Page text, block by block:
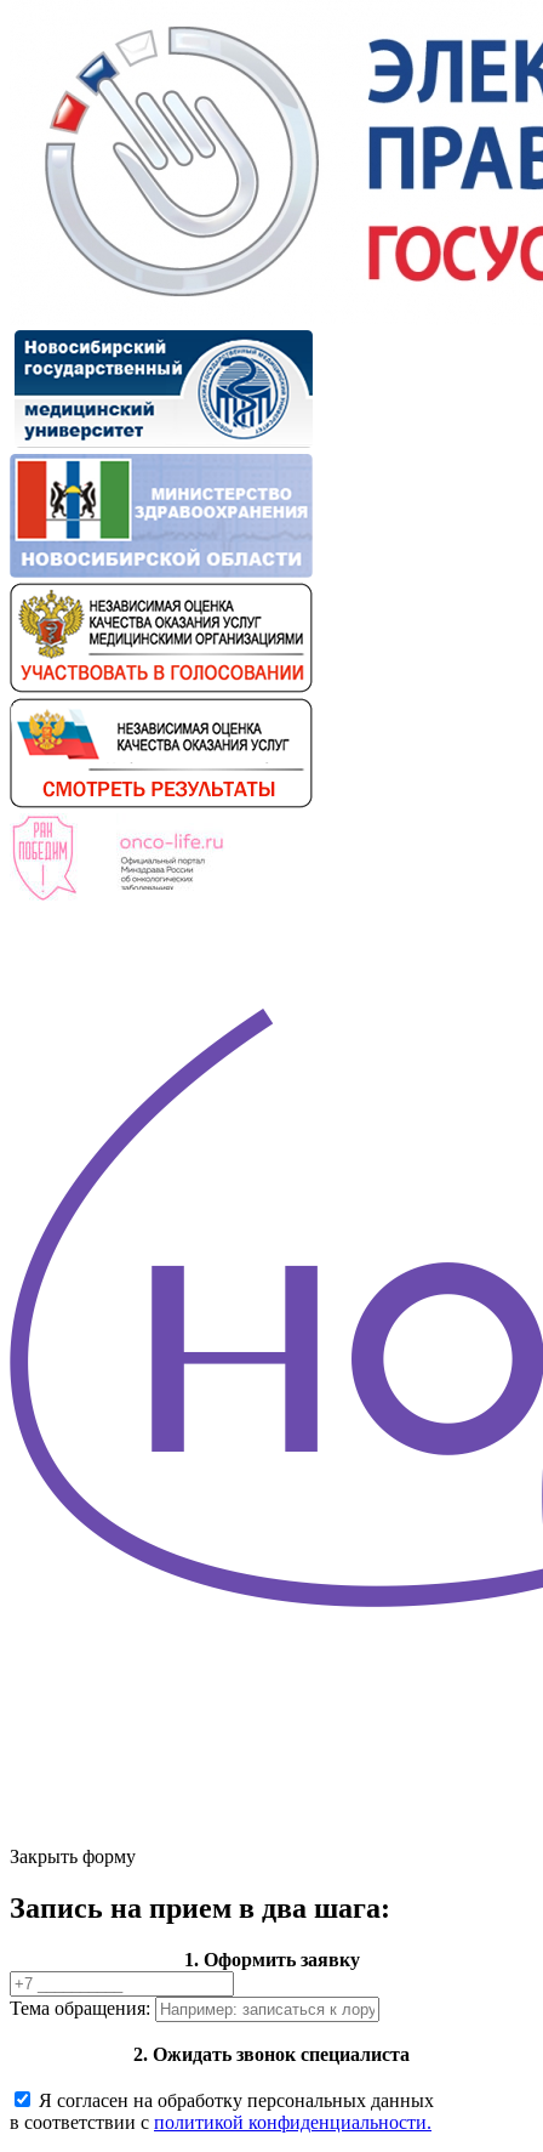
Закрыть форму
Запись на прием в два шага:
1. Оформить заявку
Тема обращения:
2. Ожидать звонок специалиста
Я согласен на обработку персональных данных
в соответствии с политикой конфиденциальности.